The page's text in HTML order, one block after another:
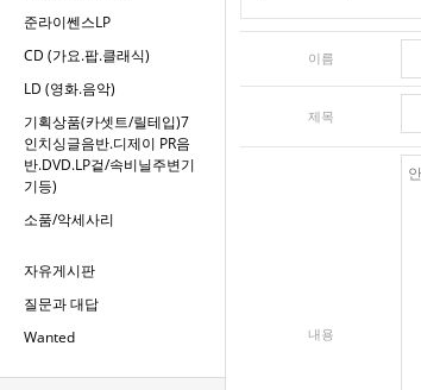
준라이쎈스LP
CD (가요.팝.클래식)
LD (영화.음악)
기획상품(카셋트/릴테입)7
인치싱글음반.디제이 PR음
반.DVD.LP겉/속비닐주변기
기등)
소품/악세사리
자유게시판
질문과 대답
Wanted
이름
제목
내용